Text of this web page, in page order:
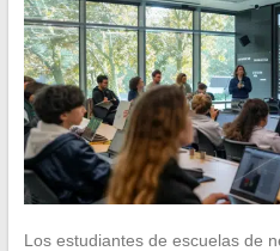
Los estudiantes de escuelas de